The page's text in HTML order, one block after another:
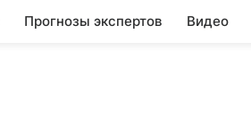
Прогнозы экспертов Видео